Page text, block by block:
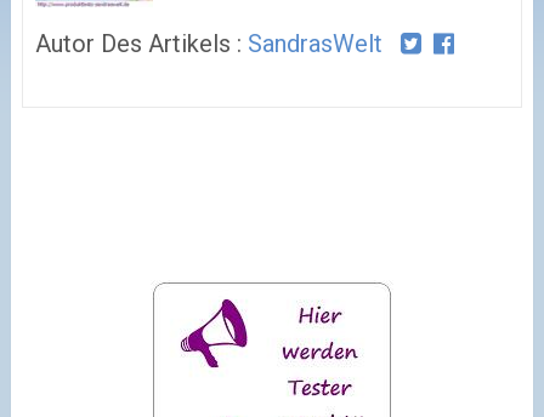
Autor Des Artikels : SandrasWelt